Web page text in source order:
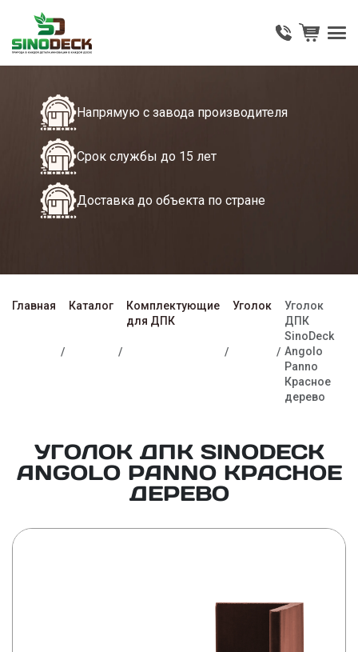
Напрямую с завода производителя
Срок службы до 15 лет
Доставка до объекта по стране
Главная Каталог
Комплектующие
для ДПК
Уголок
Уголок
ДПК
SinoDeck
Angolo
Panno
Красное
дерево
УГОЛОК ДПК SINODECK
ANGOLO PANNO КРАСНОЕ
ДЕРЕВО